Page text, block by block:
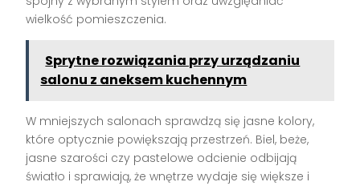
wielkość pomieszczenia.
Sprytne rozwiązania przy urządzaniu
salonu z aneksem kuchennym
W mniejszych salonach sprawdzą się jasne kolory,
które optycznie powiększają przestrzeń. Biel, beże,
jasne szarości czy pastelowe odcienie odbijają
światło i sprawiają, że wnętrze wydaje się większe i